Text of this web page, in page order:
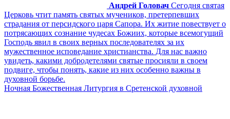
Андрей Головач Сегодня святая
Церковь чтит память святых мучеников, претерпевших
страдания от персидского царя Сапора. Их житие повествует о
потрясающих сознание чудесах Божиих, которые всемогущий
Господь явил в своих верных последователях за их
мужественное исповедание христианства. Для нас важно
увидеть, какими добродетелями святые просияли в своем
подвиге, чтобы понять, какие из них особенно важны в
духовной борьбе.
Ночная Божественная Литургия в Сретенской духовной